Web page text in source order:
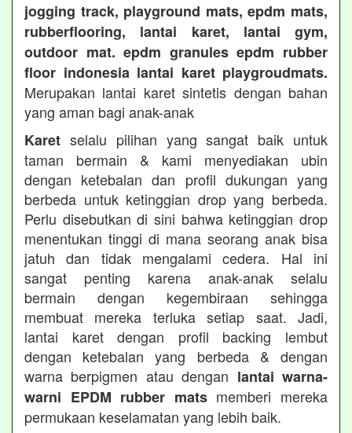
jogging track, playground mats, epdm mats,
rubberflooring, lantai karet, lantai gym,
outdoor mat. epdm granules epdm rubber
floor indonesia lantai karet playgroudmats.
Merupakan lantai karet sintetis dengan bahan
yang aman bagi anak-anak
Karet selalu pilihan yang sangat baik untuk
taman bermain & kami menyediakan ubin
dengan ketebalan dan profil dukungan yang
berbeda untuk ketinggian drop yang berbeda.
Perlu disebutkan di sini bahwa ketinggian drop
menentukan tinggi di mana seorang anak bisa
jatuh dan tidak mengalami cedera. Hal ini
sangat penting karena anak-anak selalu
bermain dengan kegembiraan sehingga
membuat mereka terluka setiap saat. Jadi,
lantai karet dengan profil backing lembut
dengan ketebalan yang berbeda & dengan
warna berpigmen atau dengan lantai warna-
warni EPDM rubber matsmemberi mereka
permukaan keselamatan yang lebih baik.